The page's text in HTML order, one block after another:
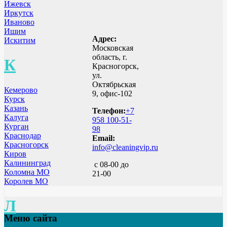
Ижевск
Иркутск
Иваново
Ишим
Искитим
К
Кемерово
Курск
Казань
Калуга
Курган
Краснодар
Красногорск
Киров
Калининград
Коломна МО
Королев МО
Л
Адрес:
Московская
область, г.
Красногорск,
ул.
Октябрьская
9, офис-102
Телефон:+7
958 100-51-
98
Email:
info@cleaningvip.ru
с 08-00 до
21-00
Меню сайта